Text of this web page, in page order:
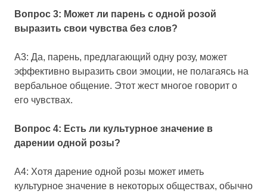
Вопрос 3: Может ли парень с одной розой
выразить свои чувства без слов?
A3: Да, парень, предлагающий одну розу, может
эффективно выразить свои эмоции, не полагаясь на
вербальное общение. Этот жест многое говорит о
его чувствах.
Вопрос 4: Есть ли культурное значение в
дарении одной розы?
A4: Хотя дарение одной розы может иметь
культурное значение в некоторых обществах, обычно